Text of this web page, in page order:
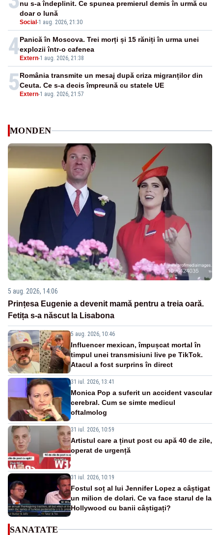
Social -1 aug. 2026, 21:30
nu s-a îndeplinit. Ce spunea premierul demis în urmă cu
doar o lună
4 Extern-1 aug. 2026, 21:38
Panică în Moscova. Trei morți și 15 răniți în urma unei
explozii într-o cafenea
5 Extern-1 aug. 2026, 21:57
România transmite un mesaj după criza migranților din
Ceuta. Ce s-a decis împreună cu statele UE
MONDEN
5 aug. 2026, 14:06
Prințesa Eugenie a devenit mamă pentru a treia oară.
Fetița s-a născut la Lisabona
5 aug. 2026, 10:46
Influencer mexican, împușcat mortal în
timpul unei transmisiuni live pe TikTok.
Atacul a fost surprins în direct
31 iul. 2026, 13:41
Monica Pop a suferit un accident vascular
cerebral. Cum se simte medicul
oftalmolog
31 iul. 2026, 10:59
Artistul care a ținut post cu apă 40 de zile,
operat de urgență
31 iul. 2026, 10:19
Fostul soț al lui Jennifer Lopez a câștigat
un milion de dolari. Ce va face starul de la
Hollywood cu banii câștigați?
SANATATE